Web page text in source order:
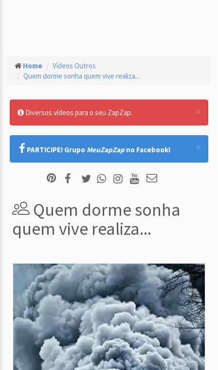
Home
Vídeos Outros
Quem dorme sonha quem vive realiza...
×
Diversos vídeos para o seu ZapZap.
×
PARTICIPE! Grupo MeuZapZap no Facebook!
Quem dorme sonha
quem vive realiza...